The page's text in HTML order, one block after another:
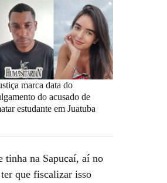
marca data do
do acusado de
estudante em Juatuba
tinha na Sapucaí, aí no
que fiscalizar isso